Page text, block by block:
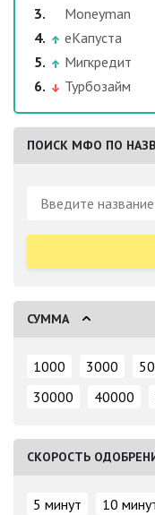
Moneyman
еКапуста
Мигкредит
Турбозайм
ПОИСК МФО ПО
Поиск:
СУММА
1000 3000
30000
40000
СКОРОСТЬ
5 минут 10